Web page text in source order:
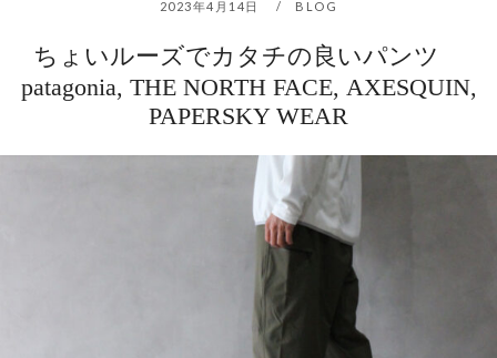
2023年4月14日 BLOG
ちょいルーズでカタチの良いパンツ
patagonia, THE NORTH FACE, AXESQUIN,
PAPERSKY WEAR